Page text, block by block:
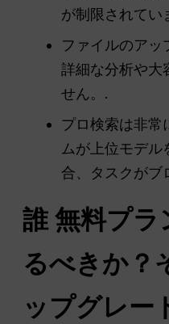
が制限されてい
ファイルのアッ
詳細な分析や大
せん。.
プロ検索は非常
ムが上位モデル
合、タスクがブ
誰無料プラ
るべきか？
ップグレー